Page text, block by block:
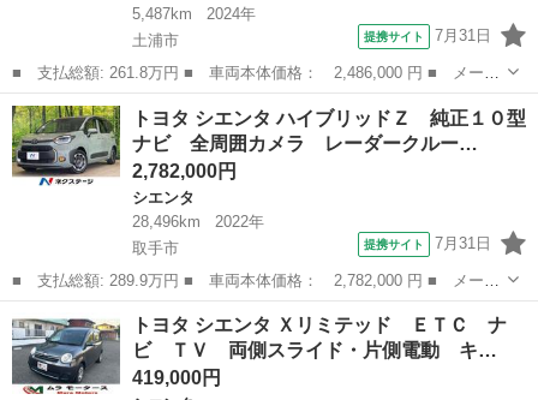
5,487km
2024年
土浦市
提携サイト 7月31日
■ 支払総額: 261.8万円 ■ 車両本体価格： 2,486,000 円 ■ メーカ
ー名： トヨタ ■ 車種名： シエンタ ■ グレード名： Ｇ プリ
クラッシュセーフティシステム Ｒカメラ ＬＥＤライト Ｗ電動ド
ア クル...
茨城 土浦市 シエンタ
トヨタ シエンタ ハイブリッドＺ 純正１０型
ナビ 全周囲カメラ レーダークルー…
2,782,000円
シエンタ
28,496km
2022年
取手市
提携サイト 7月31日
■ 支払総額: 289.9万円 ■ 車両本体価格： 2,782,000 円 ■ メーカ
ー名： トヨタ ■ 車種名： シエンタ ■ グレード名： ハイブリ
ッドＺ 純正１０型ナビ 全周囲カメラ レーダークルーズ 両側電
動ドア ...
シエンタ
トヨタ シエンタ Ｘリミテッド ＥＴＣ ナ
ビ ＴＶ 両側スライド・片側電動 キ…
419,000円